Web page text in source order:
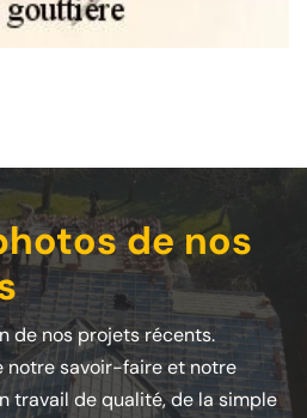
de nos
de nos projets récents.
notre savoir-faire et notre
travail de qualité, de la simple